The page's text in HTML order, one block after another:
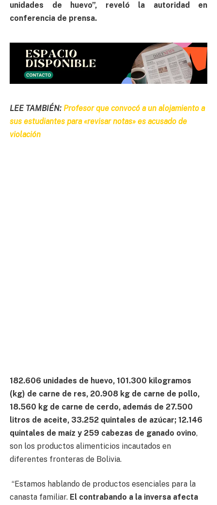
unidades de huevo”, reveló la autoridad en
conferencia de prensa.
LEE TAMBIÉN: Profesor que convocó a un alojamiento a
sus estudiantes para «revisar notas» es acusado de
violación
182.606 unidades de huevo, 101.300 kilogramos
(kg) de carne de res, 20.908 kg de carne de pollo,
18.560 kg de carne de cerdo, además de 27.500
litros de aceite, 33.252 quintales de azúcar; 12.146
quintales de maíz y 259 cabezas de ganado ovino,
son los productos alimenticios incautados en
diferentes fronteras de Bolivia.
“Estamos hablando de productos esenciales para la
canasta familiar. El contrabando a la inversa afecta